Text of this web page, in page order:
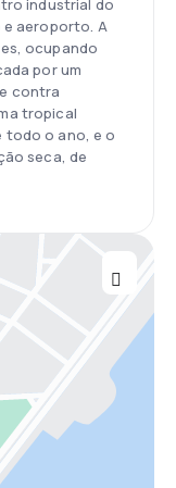
industrial do
aeroporto. A
ocupando
por um
contra
tropical
o ano, e o
seca, de